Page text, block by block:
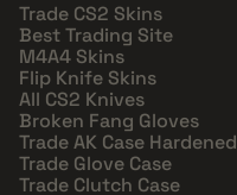
Trade CS2 Skins
Best Trading Site
M4A4 Skins
Flip Knife Skins
All CS2 Knives
Broken Fang Gloves
Trade AK Case Hardened
Trade Glove Case
Trade Clutch Case